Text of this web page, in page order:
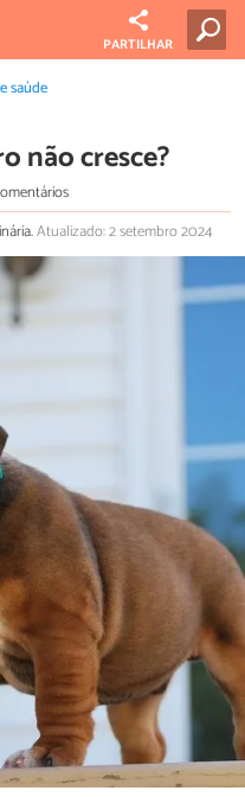
PARTILHAR
saúde
não cresce?
Atualizado: 2 setembro 2024